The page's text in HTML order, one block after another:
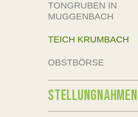
TONGRUBEN IN
MUGGENBACH
TEICH KRUMBACH
OBSTBÖRSE
STELLUNGNAHMEN